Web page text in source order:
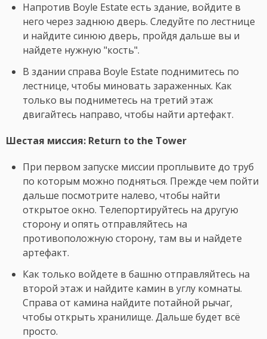
Напротив Boyle Estate есть здание, войдите в
него через заднюю дверь. Следуйте по лестнице
и найдите синюю дверь, пройдя дальше вы и
найдете нужную "кость".
В здании справа Boyle Estate поднимитесь по
лестнице, чтобы миновать зараженных. Как
только вы подниметесь на третий этаж
двигайтесь направо, чтобы найти артефакт.
Шестая миссия: Return to the Tower
При первом запуске миссии проплывите до труб
по которым можно подняться. Прежде чем пойти
дальше посмотрите налево, чтобы найти
открытое окно. Телепортируйтесь на другую
сторону и опять отправляйтесь на
противоположную сторону, там вы и найдете
артефакт.
Как только войдете в башню отправляйтесь на
второй этаж и найдите камин в углу комнаты.
Справа от камина найдите потайной рычаг,
чтобы открыть хранилище. Дальше будет всё
просто.